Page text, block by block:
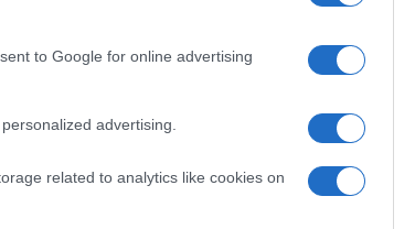
to Google for online advertising
advertising.
related to analytics like cookies on
como capturas de
transacción realizada.
que también servirá para